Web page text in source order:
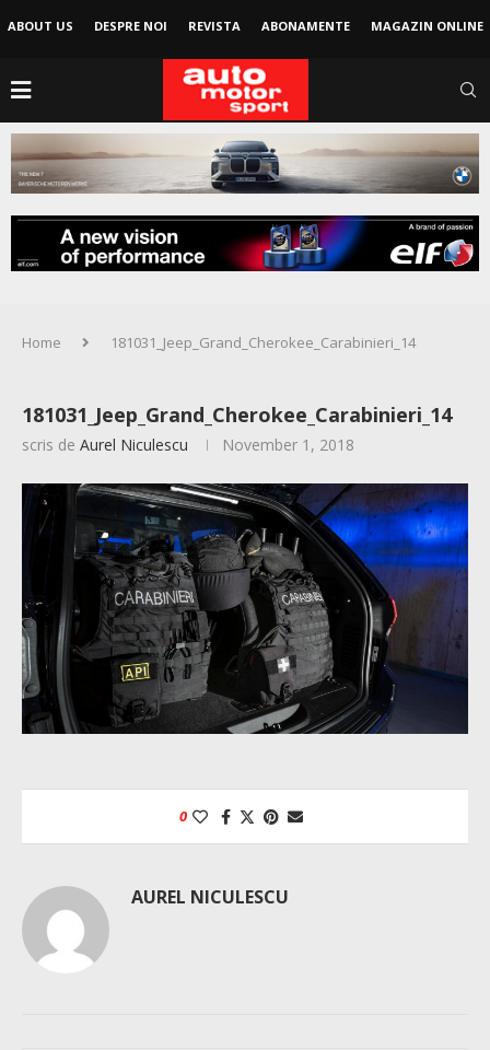
ABOUT US DESPRE NOI REVISTA ABONAMENTE MAGAZIN ONLINE
Home 181031_Jeep_Grand_Cherokee_Carabinieri_14
181031_Jeep_Grand_Cherokee_Carabinieri_14
scris de Aurel Niculescu November 1, 2018
0
AUREL NICULESCU